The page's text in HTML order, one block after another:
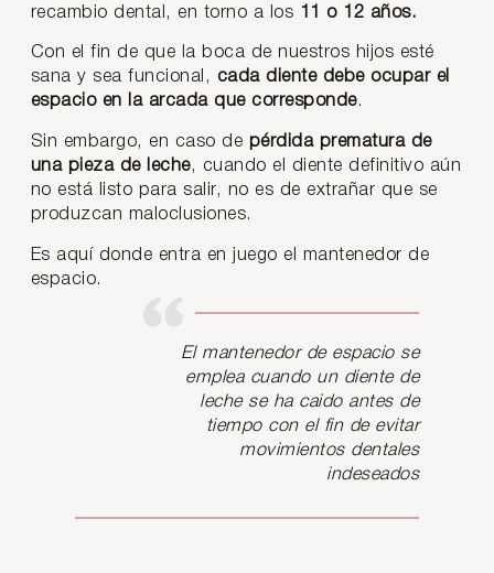
recambio dental, en torno a los 11 o 12 años.
Con el fin de que la boca de nuestros hijos esté
sana y sea funcional, cada diente debe ocupar el
espacio en la arcada que corresponde.
Sin embargo, en caso de pérdida prematura de
una pieza de leche, cuando el diente definitivo aún
no está listo para salir, no es de extrañar que se
produzcan maloclusiones.
Es aquí donde entra en juego el mantenedor de
espacio.
El mantenedor de espacio se
emplea cuando un diente de
leche se ha caido antes de
tiempo con el fin de evitar
movimientos dentales
indeseados